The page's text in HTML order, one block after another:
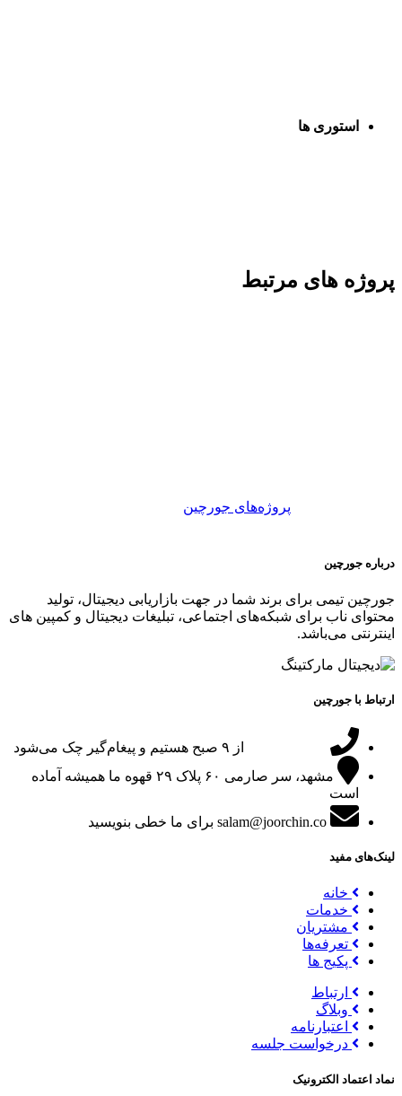
استوری ها
پروژه های مرتبط
پروژه‌های جورچین
درباره جورچین
جورچین تیمی برای برند شما در جهت بازاریابی دیجیتال، تولید
محتوای ناب برای شبکه‌های اجتماعی، تبلیغات دیجیتال و کمپین های
اینترنتی می‌باشد.
ارتباط با جورچین
از ۹ صبح هستیم و پیغام‌گیر چک می‌شود
مشهد، سر صارمی ۶۰ پلاک ۲۹
قهوه ما همیشه آماده
است
salam@joorchin.co برای ما خطی بنویسید
لینک‌های مفید
خانه
خدمات
مشتریان
تعرفه‌ها
پکیج ها
ارتباط
وبلاگ
اعتبارنامه
درخواست جلسه
نماد اعتماد الکترونیک